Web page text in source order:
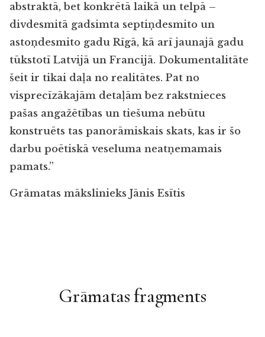
abstraktā, bet konkrētā laikā un telpā –
divdesmitā gadsimta septiņdesmito un
astoņdesmito gadu Rīgā, kā arī jaunajā gadu
tūkstotī Latvijā un Francijā. Dokumentalitāte
šeit ir tikai daļa no realitātes. Pat no
visprecīzākajām detaļām bez rakstnieces
pašas angažētības un tiešuma nebūtu
konstruēts tas panorāmiskais skats, kas ir šo
darbu poētiskā veseluma neatņemamais
pamats.”
Grāmatas mākslinieks Jānis Esītis
Grāmatas fragments